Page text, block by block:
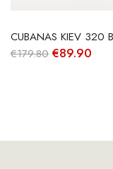
CUBANAS KIEV 320
€179.80 O
€89.90